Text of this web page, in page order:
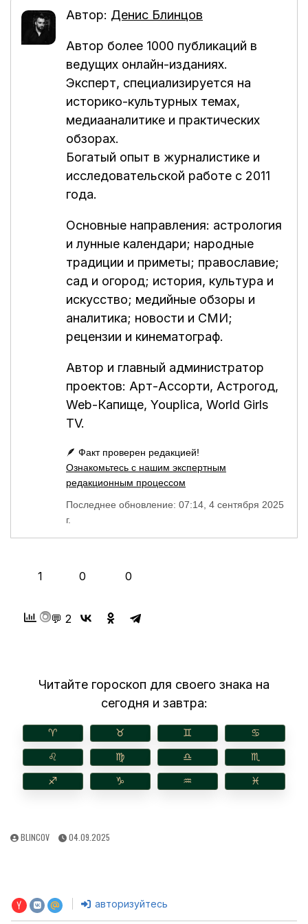
Автор: Денис Блинцов
Автор более 1000 публикаций в
ведущих онлайн-изданиях.
Эксперт, специализируется на
историко-культурных темах,
медиааналитике и практических
обзорах.
Богатый опыт в журналистике и
исследовательской работе с 2011
года.
Основные направления: астрология
и лунные календари; народные
традиции и приметы; православие;
сад и огород; история, культура и
искусство; медийные обзоры и
аналитика; новости и СМИ;
рецензии и кинематограф.
Автор и главный администратор
проектов: Арт-Ассорти, Астрогод,
Web-Капище, Youplica, World Girls
TV.
🪶 Факт проверен редакцией!
Ознакомьтесь с нашим экспертным
редакционным процессом
Последнее обновление: 07:14, 4 сентября 2025
г.
1 0 0
💬 2
Читайте гороскоп для своего знака на
сегодня и завтра:
♈︎ ♉︎ ♊︎ ♋︎
♌︎ ♍︎ ♎︎ ♏︎
♐︎ ♑︎ ♒︎ ♓︎
AUTHOR:
BLINCOV
PUBLISHED
04.09.2025
авторизуйтесь